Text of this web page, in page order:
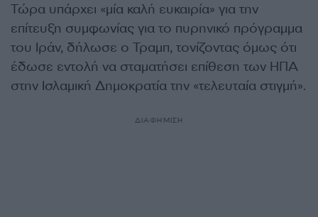
Τώρα υπάρχει «μία καλή ευκαιρία» για την
επίτευξη συμφωνίας για το πυρηνικό πρόγραμμα
του Ιράν, δήλωσε ο Τραμπ, τονίζοντας όμως ότι
έδωσε εντολή να σταματήσει επίθεση των ΗΠΑ
στην Ισλαμική Δημοκρατία την «τελευταία στιγμή».
ΔΙΑΦΗΜΙΣΗ